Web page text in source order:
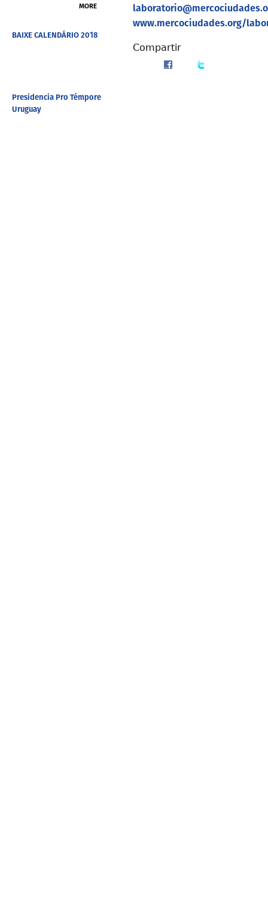
MORE
BAIXE CALENDÁRIO 2018
Presidencia Pro Témpore
Uruguay
www.mercociudades.org/
Compartir